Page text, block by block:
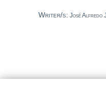
Writer/s: José Alfredo